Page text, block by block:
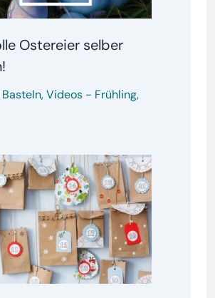
Ostereier selber
Basteln,Videos- Frühling,